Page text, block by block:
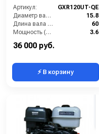
Артикул:
GXR120UT-QE
Диаметр вала (мм):
15.8
Длина вала (мм):
60
Мощность (л/с):
3.6
Объем двигателя (см3):
36 000 руб.
⚡ В корзину